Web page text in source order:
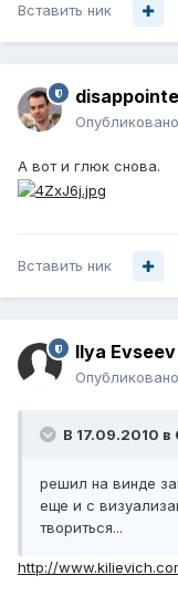
Вставить ник
Опубликовано
А вот и глюк снова.
Вставить ник
Ilya Evseev
Опубликовано
В 17.09.2010 в
решил на винде
еще и с
твориться...
http://